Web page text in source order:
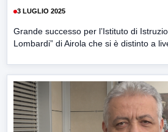
3 LUGLIO 2025
Grande successo per l’Istituto di
Lombardi” di Airola che si è distinto a